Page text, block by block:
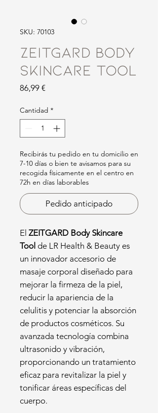
SKU: 70103
ZEITGARD Body
Skincare Tool
86,99 €Precio
Cantidad *
Recibirás tu pedido en tu domicilio en
7-10 días o bien te avisamos para su
recogida físicamente en el centro en
72h en días laborables
Pedido anticipado
El ZEITGARD Body Skincare
Tool de LR Health & Beauty es
un innovador accesorio de
masaje corporal diseñado para
mejorar la firmeza de la piel,
reducir la apariencia de la
celulitis y potenciar la absorción
de productos cosméticos. Su
avanzada tecnología combina
ultrasonido y vibración,
proporcionando un tratamiento
eficaz para revitalizar la piel y
tonificar áreas específicas del
cuerpo.